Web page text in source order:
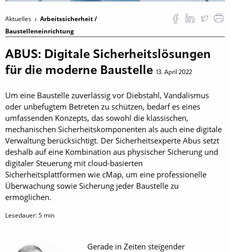
Aktuelles
Arbeitssicherheit /
Baustelleneinrichtung
ABUS: Digitale Sicherheitslösungen
für die moderne Baustelle 13. April 2022
Um eine Baustelle zuverlässig vor Diebstahl, Vandalismus
oder unbefugtem Betreten zu schützen, bedarf es eines
umfassenden Konzepts, das sowohl die klassischen,
mechanischen Sicherheitskomponenten als auch eine digitale
Verwaltung berücksichtigt. Der Sicherheitsexperte Abus setzt
deshalb auf eine Kombination aus physischer Sicherung und
digitaler Steuerung mit cloud-basierten
Sicherheitsplattformen wie cMap, um eine professionelle
Überwachung sowie Sicherung jeder Baustelle zu
ermöglichen.
Lesedauer:5 min
Gerade in Zeiten steigender